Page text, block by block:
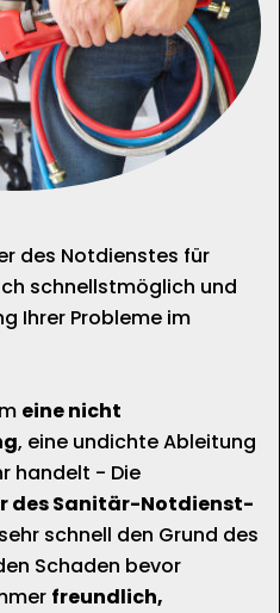
des Notdienstes für
schnellstmöglich und
Ihrer Probleme im
eine nicht
, eine undichte Ableitung
handelt - Die
des Sanitär-Notdienst-
schnell den Grund des
Schaden bevor
freundlich,